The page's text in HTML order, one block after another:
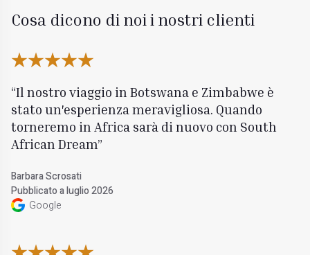
Cosa dicono di noi i nostri clienti
Il nostro viaggio in Botswana e Zimbabwe è
stato un'esperienza meravigliosa. Quando
torneremo in Africa sarà di nuovo con South
African Dream
Barbara Scrosati
Pubblicato a luglio 2026
Google